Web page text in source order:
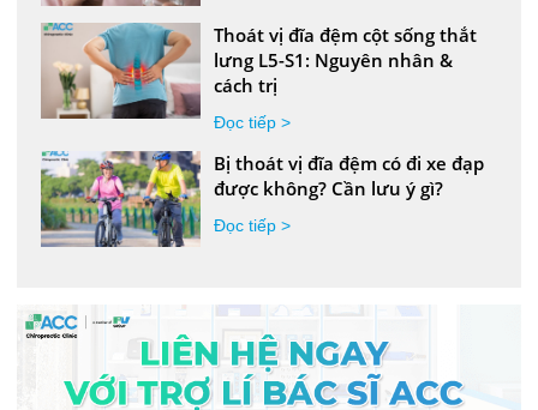
Thoát vị đĩa đệm cột sống thắt
lưng L5-S1: Nguyên nhân &
cách trị
Đọc tiếp >
Bị thoát vị đĩa đệm có đi xe đạp
được không? Cần lưu ý gì?
Đọc tiếp >